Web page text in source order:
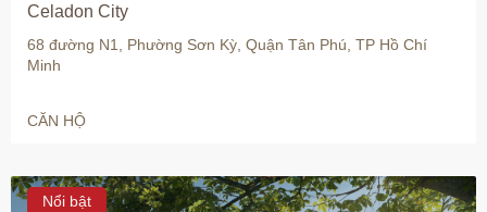
Celadon City
68 đường N1, Phường Sơn Kỳ, Quận Tân Phú, TP Hồ Chí
Minh
CĂN HỘ
Nổi bật